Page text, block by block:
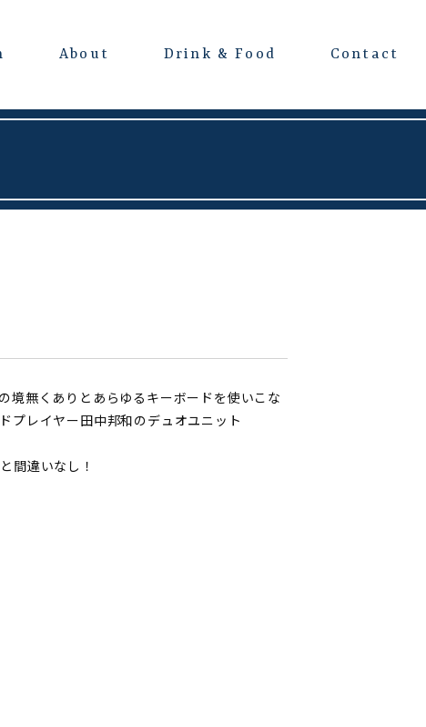
About Drink & Food Contact
境無くありとあらゆるキーボードを使いこな
プレイヤー田中邦和のデュオユニット
間違いなし！